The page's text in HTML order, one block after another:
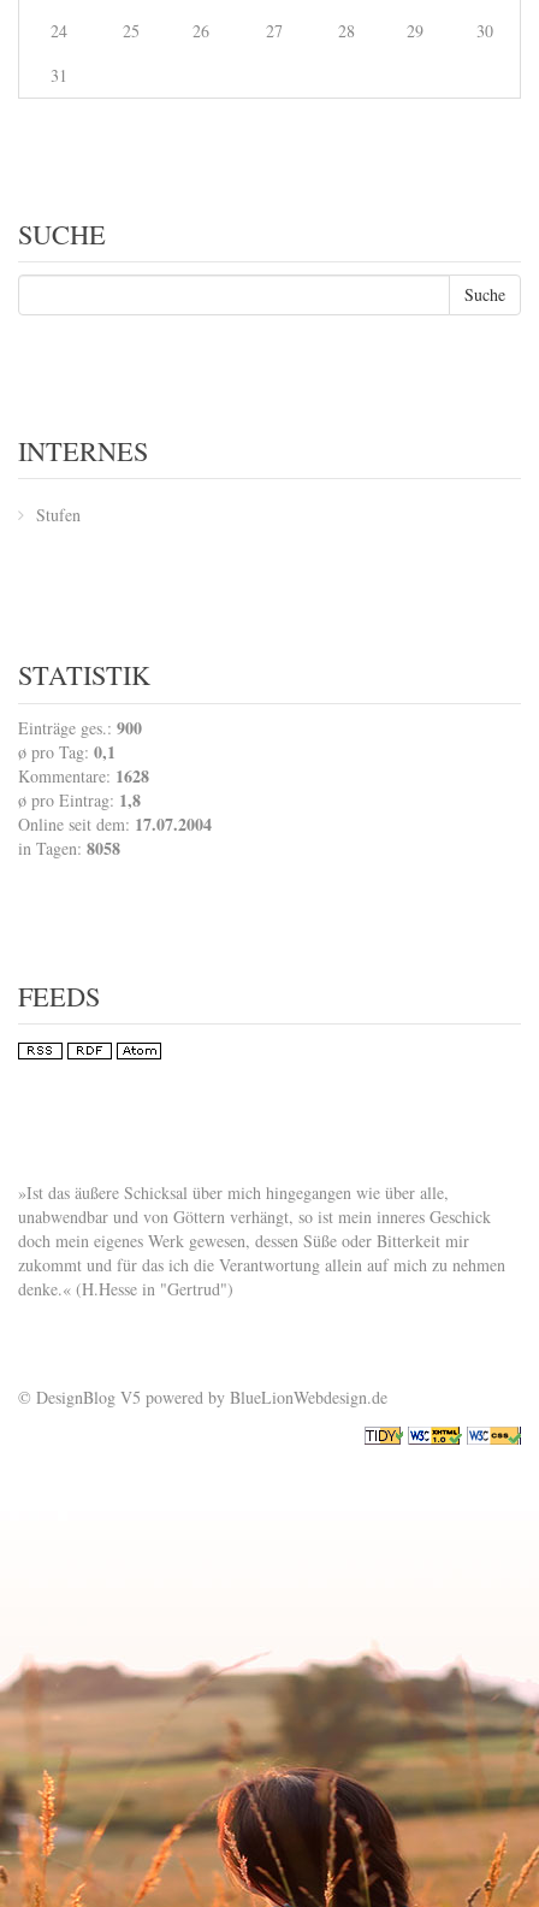
24
25 26 27 28 29
30
31
SUCHE
INTERNES
Stufen
STATISTIK
Einträge ges.: 900
ø pro Tag: 0,1
Kommentare: 1628
ø pro Eintrag: 1,8
Online seit dem: 17.07.2004
in Tagen: 8058
FEEDS
»Ist das äußere Schicksal über mich hingegangen wie über alle,
unabwendbar und von Göttern verhängt, so ist mein inneres Geschick
doch mein eigenes Werk gewesen, dessen Süße oder Bitterkeit mir
zukommt und für das ich die Verantwortung allein auf mich zu nehmen
denke.« (H.Hesse in "Gertrud")
© DesignBlog V5 powered by BlueLionWebdesign.de